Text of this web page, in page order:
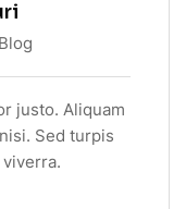
justo. Aliquam
Sed turpis